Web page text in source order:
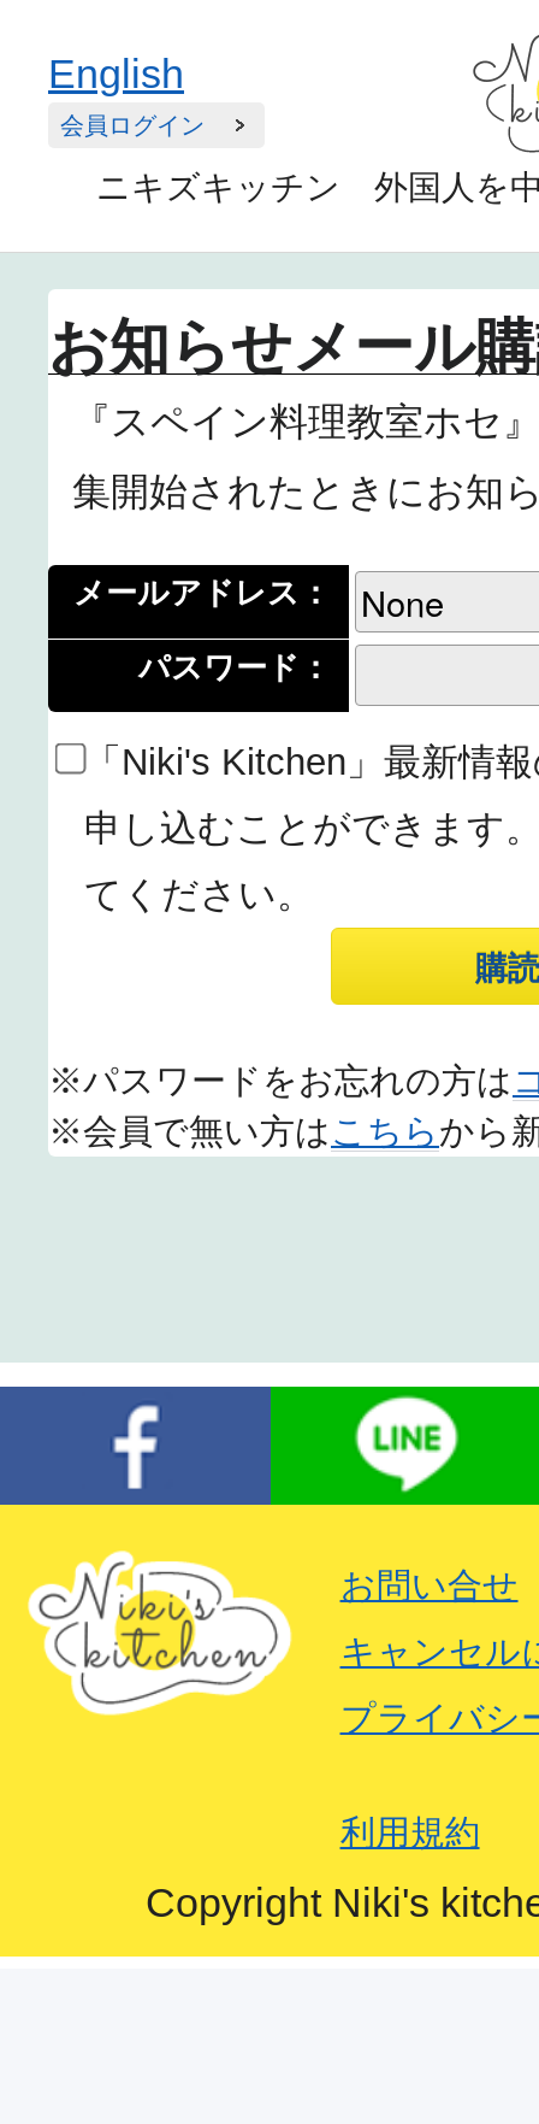
ニキズキッチン 外国人を
English
会員ログイン
お知らせメール
『スペイン料理教室ホセ
集開始されたときにお知
メールアドレス：
パスワード：
「Niki's Kitchen」最新情
申し込むことができます
てください。
※パスワードをお忘れの方は
※会員で無い方はこちらから
お問い合せ
キャンセル
プライバシ
利用規約
Copyright Niki's